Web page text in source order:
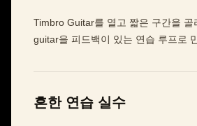
Timbro Guitar를 열고 짧은 구간을
guitar을 피드백이 있는 연습 루프로
흔한 연습 실수